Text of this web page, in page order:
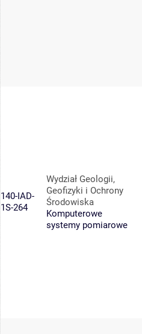
140-IAD-
1S-264
Wydział Geologii,
Geofizyki i Ochrony
Środowiska
Komputerowe
systemy pomiarowe